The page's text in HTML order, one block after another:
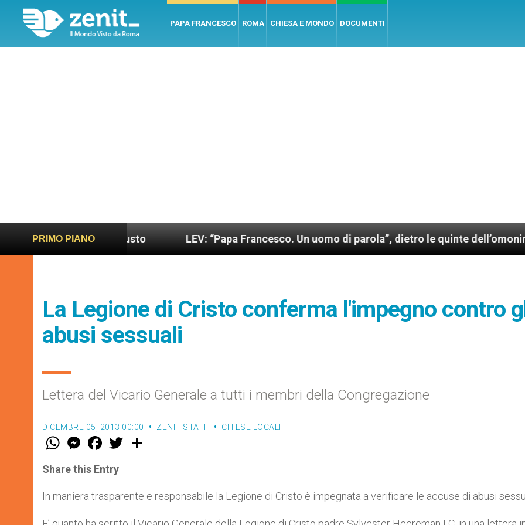
PAPA FRANCESCO ROMA CHIESA E MONDO DOCUMENTI
PRIMO PIANO
sano e giusto LEV: “Papa Francesco. Un uomo di parola”, dietro le quinte dell’omonimo film di
La Legione di Cristo conferma l'impegno contro
abusi sessuali
Lettera del Vicario Generale a tutti i membri della Congregazione
DICEMBRE 05, 2013 00:00 ZENIT STAFF CHIESE LOCALI
W
t
s
p
p
M
e
s
e
g
e
F
a
e
b
o
k
w
r
Share this Entry
In maniera trasparente e responsabile la Legione di Cristo è impegnata a verificare le accuse di abusi